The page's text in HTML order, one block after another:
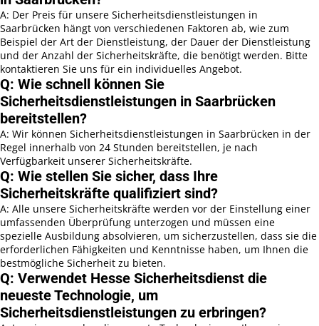
A: Der Preis für unsere Sicherheitsdienstleistungen in
Saarbrücken hängt von verschiedenen Faktoren ab, wie zum
Beispiel der Art der Dienstleistung, der Dauer der Dienstleistung
und der Anzahl der Sicherheitskräfte, die benötigt werden. Bitte
kontaktieren Sie uns für ein individuelles Angebot.
Q: Wie schnell können Sie
Sicherheitsdienstleistungen in Saarbrücken
bereitstellen?
A: Wir können Sicherheitsdienstleistungen in Saarbrücken in der
Regel innerhalb von 24 Stunden bereitstellen, je nach
Verfügbarkeit unserer Sicherheitskräfte.
Q: Wie stellen Sie sicher, dass Ihre
Sicherheitskräfte qualifiziert sind?
A: Alle unsere Sicherheitskräfte werden vor der Einstellung einer
umfassenden Überprüfung unterzogen und müssen eine
spezielle Ausbildung absolvieren, um sicherzustellen, dass sie die
erforderlichen Fähigkeiten und Kenntnisse haben, um Ihnen die
bestmögliche Sicherheit zu bieten.
Q: Verwendet Hesse Sicherheitsdienst die
neueste Technologie, um
Sicherheitsdienstleistungen zu erbringen?